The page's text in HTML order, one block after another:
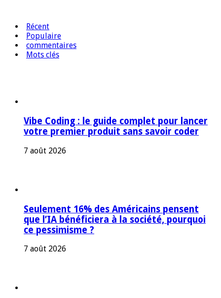
Récent
Populaire
commentaires
Mots clés
Vibe Coding : le guide complet pour lancer
votre premier produit sans savoir coder
7 août 2026
Seulement 16% des Américains pensent
que l’IA bénéficiera à la société, pourquoi
ce pessimisme ?
7 août 2026